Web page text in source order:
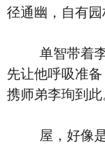
径通幽，自有园
单智带着李
先让他呼吸准
携师弟李珣到此
屋，好像是